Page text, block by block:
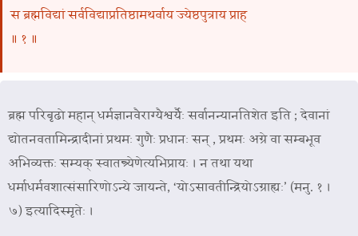
स ब्रह्मविद्यां सर्वविद्याप्रतिष्ठामथर्वाय ज्येष्ठपुत्राय प्राह
॥ १ ॥
ब्रह्म परिबृढो महान् धर्मज्ञानवैराग्यैश्वर्यैः सर्वानन्यानतिशेत इति ; देवानां
द्योतनवतामिन्द्रादीनां प्रथमः गुणैः प्रधानः सन् , प्रथमः अग्रे वा सम्बभूव
अभिव्यक्तः सम्यक् स्वातन्त्र्येणेत्यभिप्रायः । न तथा यथा
धर्माधर्मवशात्संसारिणोऽन्ये जायन्ते, ‘योऽसावतीन्द्रियोऽग्राह्यः’ (मनु. १ ।
७) इत्यादिस्मृतेः ।